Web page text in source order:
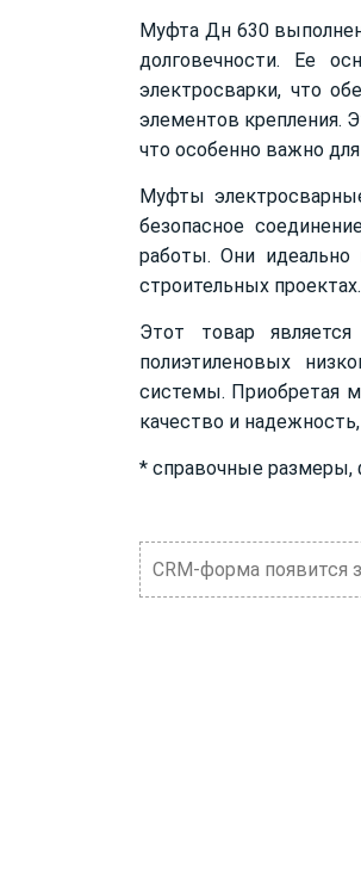
Муфта Дн 630
долговечности. Ее
электросварки, что
элементов крепления.
что особенно важно
Муфты
безопасное
работы. Они идеально
строительных проектах.
Этот товар
полиэтиленовых
системы. Приобретая
качество и
* справочные размеры,
CRM-форма появится